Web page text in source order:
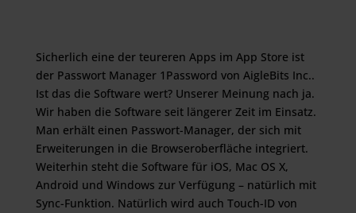
Sicherlich eine der teureren Apps im App Store ist
der Passwort Manager 1Password von AigleBits Inc..
Ist das die Software wert? Unserer Meinung nach ja.
Wir haben die Software seit längerer Zeit im Einsatz.
Man erhält einen Passwort-Manager, der sich mit
Erweiterungen in die Browseroberfläche integriert.
Weiterhin steht die Software für iOS, Mac OS X,
Android und Windows zur Verfügung – natürlich mit
Sync-Funktion. Natürlich wird auch Touch-ID von